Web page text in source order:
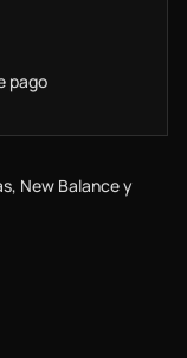
pago
New Balance y